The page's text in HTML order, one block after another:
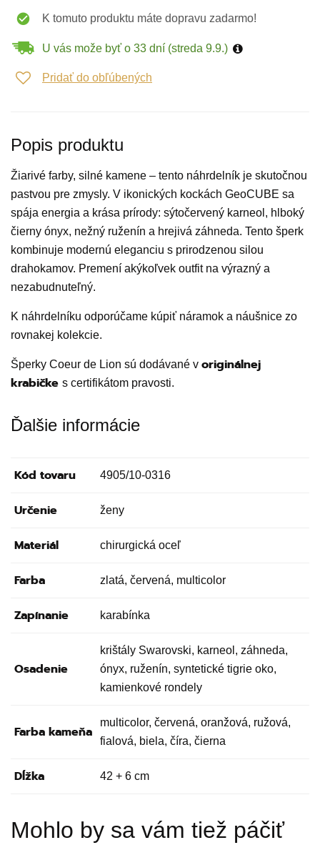
K tomuto produktu máte dopravu zadarmo!
U vás može byť o 33 dní (streda 9.9.)
Pridať do obľúbených
Popis produktu
Žiarivé farby, silné kamene – tento náhrdelník je skutočnou
pastvou pre zmysly. V ikonických kockách GeoCUBE sa
spája energia a krása prírody: sýtočervený karneol, hlboký
čierny ónyx, nežný ruženín a hrejivá záhneda. Tento šperk
kombinuje modernú eleganciu s prirodzenou silou
drahokamov. Premení akýkoľvek outfit na výrazný a
nezabudnuteľný.
K náhrdelníku odporúčame kúpiť náramok a náušnice zo
rovnakej kolekcie.
Šperky Coeur de Lion sú dodávané v originálnej
krabičke s certifikátom pravosti.
Ďalšie informácie
Kód tovaru 4905/10-0316
Určenie ženy
Materiál chirurgická oceľ
Farba zlatá, červená, multicolor
Zapínanie karabínka
Osadenie
krištály Swarovski, karneol, záhneda,
ónyx, ruženín, syntetické tigrie oko,
kamienkové rondely
Farba kameňa
multicolor, červená, oranžová, ružová,
fialová, biela, číra, čierna
Dĺžka 42 + 6 cm
Mohlo by sa vám tiež páčiť